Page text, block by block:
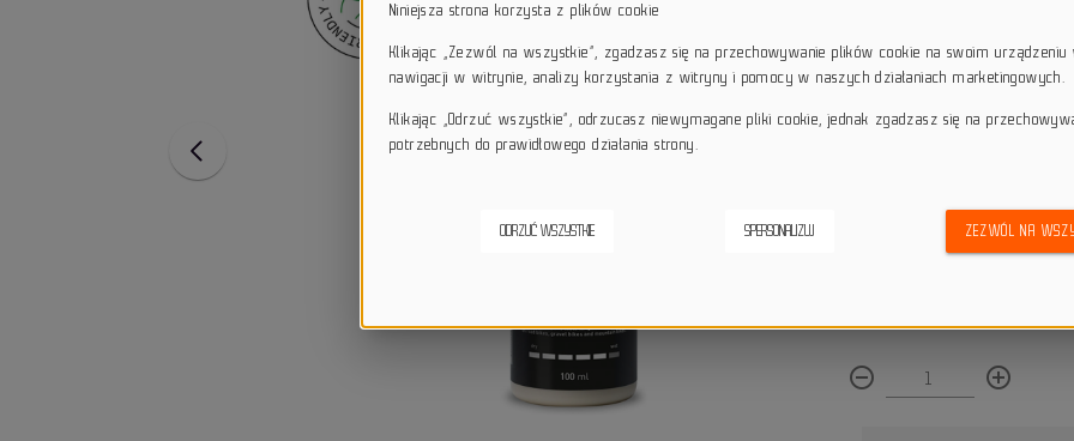
local_shipping Darmowa dostawa przy
remove_circle_outline add_circle_outline
Niniejsza strona korzysta z plików cookie
Klikając „Zezwól na wszystkie”, zgadzasz się na przechowywanie plików cookie na swoim urządzeniu
nawigacji w witrynie, analizy korzystania z witryny i pomocy w naszych działaniach marketingowych.
Klikając „Odrzuć wszystkie”, odrzucasz niewymagane pliki cookie, jednak zgadzasz się na
potrzebnych do prawidłowego działania strony.
ODRZUĆ WSZYSTKIE SPERSONALIZUJ ZEZWÓL NA